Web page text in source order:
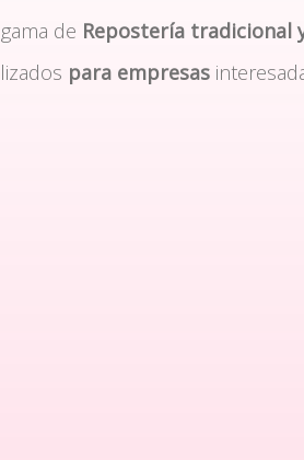
de Repostería tradicional
para empresas